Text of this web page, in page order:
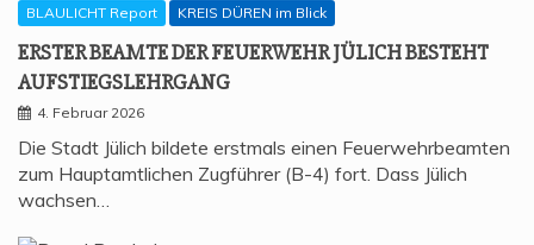
BLAULICHT Report KREIS DÜREN im Blick
ERS­TER BEAM­TE DER FEU­ER­WEHR JÜLICH BESTEHT
AUFSTIEGSLEHRGANG
4. Februar 2026
Die Stadt Jülich bildete erstmals einen Feuerwehrbeamten
zum Hauptamtlichen Zugführer (B-4) fort. Dass Jülich
wachsen…